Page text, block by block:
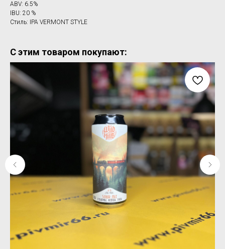
ABV: 6.5%
IBU: 20 %
Стиль: IPA VERMONT STYLE
С этим товаром покупают: